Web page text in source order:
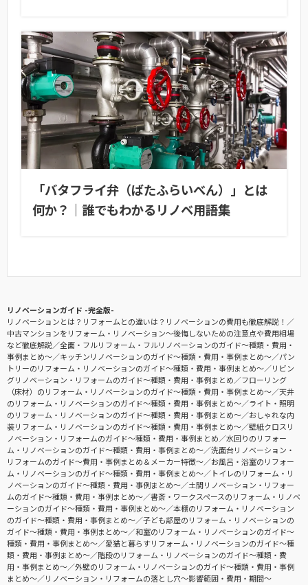
「バタフライ弁（ばたふらいべん）」とは
何か？｜誰でもわかるリノベ用語集
リノベーションガイド -完全版-
リノベーションとは？リフォームとの違いは？リノベーションの費用も徹底解説！
中古マンションをリフォーム・リノベーション〜後悔しないための注意点や費用相場
など徹底解説
全面・フルリフォーム・フルリノベーションのガイド〜種類・費用・
事例まとめ〜
キッチンリノベーションのガイド〜種類・費用・事例まとめ〜
パン
トリーのリフォーム・リノベーションのガイド〜種類・費用・事例まとめ〜
リビン
グリノベーション・リフォームのガイド〜種類・費用・事例まとめ
フローリング
（床材）のリフォーム・リノベーションのガイド〜種類・費用・事例まとめ〜
天井
のリフォーム・リノベーションのガイド〜種類・費用・事例まとめ〜
ライト・照明
のリフォーム・リノベーションのガイド〜種類・費用・事例まとめ〜
おしゃれな内
装リフォーム・リノベーションのガイド〜種類・費用・事例まとめ〜
壁紙クロスリ
ノベーション・リフォームのガイド〜種類・費用・事例まとめ
水回りのリフォー
ム・リノベーションのガイド〜種類・費用・事例まとめ〜
洗面台リノベーション・
リフォームのガイド〜費用・事例まとめ＆メーカー特徴〜
お風呂・浴室のリフォー
ム・リノベーションのガイド〜種類・費用・事例まとめ〜
トイレのリフォーム・リ
ノベーションのガイド〜種類・費用・事例まとめ〜
土間リノベーション・リフォー
ムのガイド〜種類・費用・事例まとめ〜
書斎・ワークスペースのリフォーム・リノベ
ーションのガイド〜種類・費用・事例まとめ〜
本棚のリフォーム・リノベーション
のガイド〜種類・費用・事例まとめ〜
子ども部屋のリフォーム・リノベーションの
ガイド〜種類・費用・事例まとめ〜
和室のリフォーム・リノベーションのガイド〜
種類・費用・事例まとめ〜
愛猫と暮らすリフォーム・リノベーションのガイド〜種
類・費用・事例まとめ〜
階段のリフォーム・リノベーションのガイド〜種類・費
用・事例まとめ〜
外壁のリフォーム・リノベーションのガイド〜種類・費用・事例
まとめ〜
リノベーション・リフォームの落とし穴～影響範囲・費用・期間～